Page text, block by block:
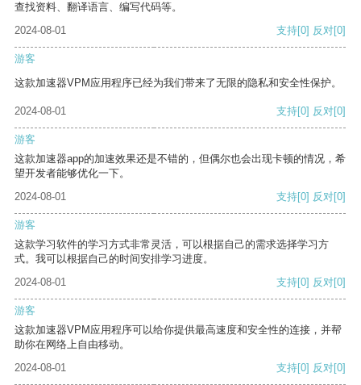
查找资料、翻译语言、编写代码等。
2024-08-01
支持[0] 反对[0]
游客
这款加速器VPM应用程序已经为我们带来了无限的隐私和安全性保护。
2024-08-01 支持[0] 反对[0]
游客
这款加速器app的加速效果还是不错的，但偶尔也会出现卡顿的情况，希
望开发者能够优化一下。
2024-08-01
支持[0] 反对[0]
游客
这款学习软件的学习方式非常灵活，可以根据自己的需求选择学习方
式。我可以根据自己的时间安排学习进度。
2024-08-01
支持[0] 反对[0]
游客
这款加速器VPM应用程序可以给你提供最高速度和安全性的连接，并帮
助你在网络上自由移动。
2024-08-01
支持[0] 反对[0]